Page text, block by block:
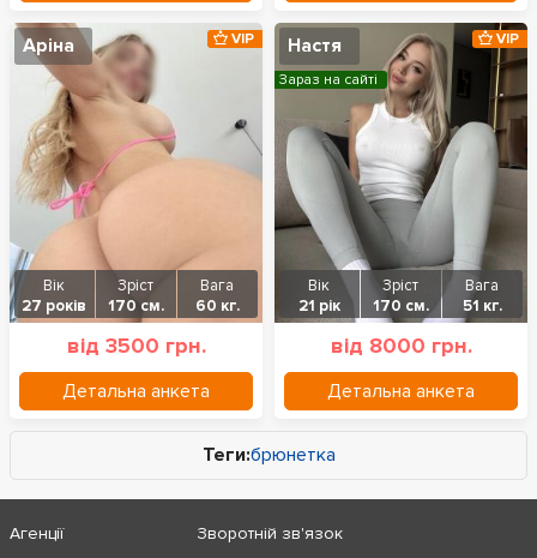
Аріна
Вік
27 років
Зріст
170 см.
Вага
60 кг.
від 3500 грн.
Детальна анкета
VIP Настя
Вік
21 рік
Зріст
170 см.
Вага
51 кг.
від 8000 грн.
Детальна анкета
VIP
Зараз на сайті
Теги:брюнетка
Агенції
Зворотній зв'язок